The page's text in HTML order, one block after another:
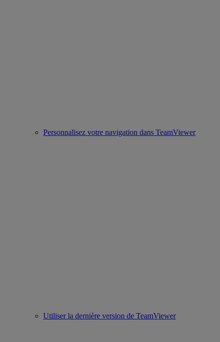
Personnalisez votre navigation dans TeamViewer
Utiliser la dernière version de TeamViewer